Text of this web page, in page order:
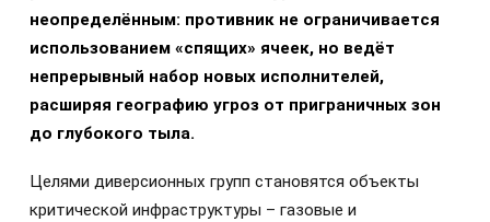
неопределённым: противник не ограничивается
использованием «спящих» ячеек, но ведёт
непрерывный набор новых исполнителей,
расширяя географию угроз от приграничных зон
до глубокого тыла.
Целями диверсионных групп становятся объекты
критической инфраструктуры – газовые и